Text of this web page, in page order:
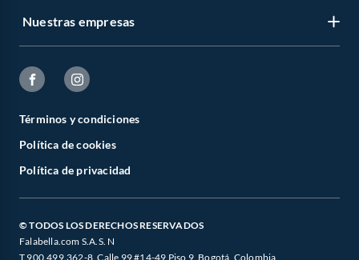
Nuestras empresas
Términos y condiciones
Política de cookies
Política de privacidad
© TODOS LOS DERECHOS RESERVADOS
Falabella.com S.A.S. N
T 900.499.362-8. Calle 99 #14-49 Piso 9, Bogotá, Colombia